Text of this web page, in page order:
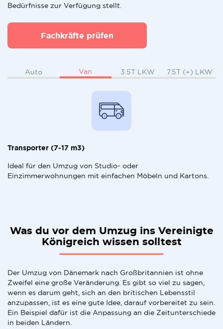
Bedürfnisse zur Verfügung stellt.
Fachkräfte prüfen
Auto Van 3.5T LKW 7.5T (+) LKW
Transporter (7-17 m3)
Ideal für den Umzug von Studio- oder
Einzimmerwohnungen mit einfachen Möbeln und Kartons.
Was du vor dem Umzug ins Vereinigte
Königreich wissen solltest
Der Umzug von Dänemark nach Großbritannien ist ohne
Zweifel eine große Veränderung. Es gibt so viel zu sagen,
wenn es darum geht, sich an den britischen Lebensstil
anzupassen, ist es eine gute Idee, darauf vorbereitet zu sein.
Ein Beispiel dafür ist die Anpassung an die Zeitunterschiede
in beiden Ländern.